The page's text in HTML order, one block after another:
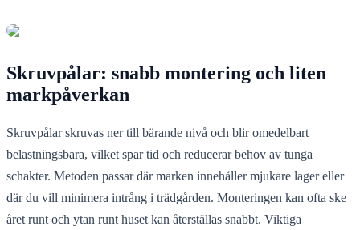
Skruvpålar: snabb montering och liten
markpåverkan
Skruvpålar skruvas ner till bärande nivå och blir omedelbart
belastningsbara, vilket spar tid och reducerar behov av tunga
schakter. Metoden passar där marken innehåller mjukare lager eller
där du vill minimera intrång i trädgården. Monteringen kan ofta ske
året runt och ytan runt huset kan återställas snabbt. Viktiga